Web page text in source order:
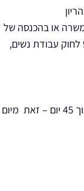
או בהכנסה של
עובדת שחלה הגבלה על פיטוריהם לפי סעיף 9 לחוק עבודת נשים,
ניתן להגיש ערעור על החלטת הממונה, וזאת תוך 45 יום – זאת מיום